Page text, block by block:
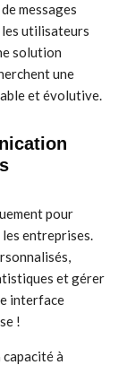
messages
utilisateurs
solution
une
et évolutive.
pour
entreprises.
et gérer
interface
!
capacité à